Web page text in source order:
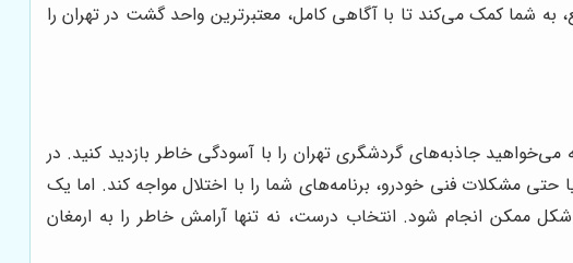
شما کمک می‌کند تا با آگاهی کامل، معتبرترین واحد گشت در تهران را
جاذبه‌های گردشگری تهران را با آسودگی خاطر بازدید کنید. در
مشکلات فنی خودرو، برنامه‌های شما را با اختلال مواجه کند. اما یک
ممکن انجام شود. انتخاب درست، نه تنها آرامش خاطر را به ارمغان